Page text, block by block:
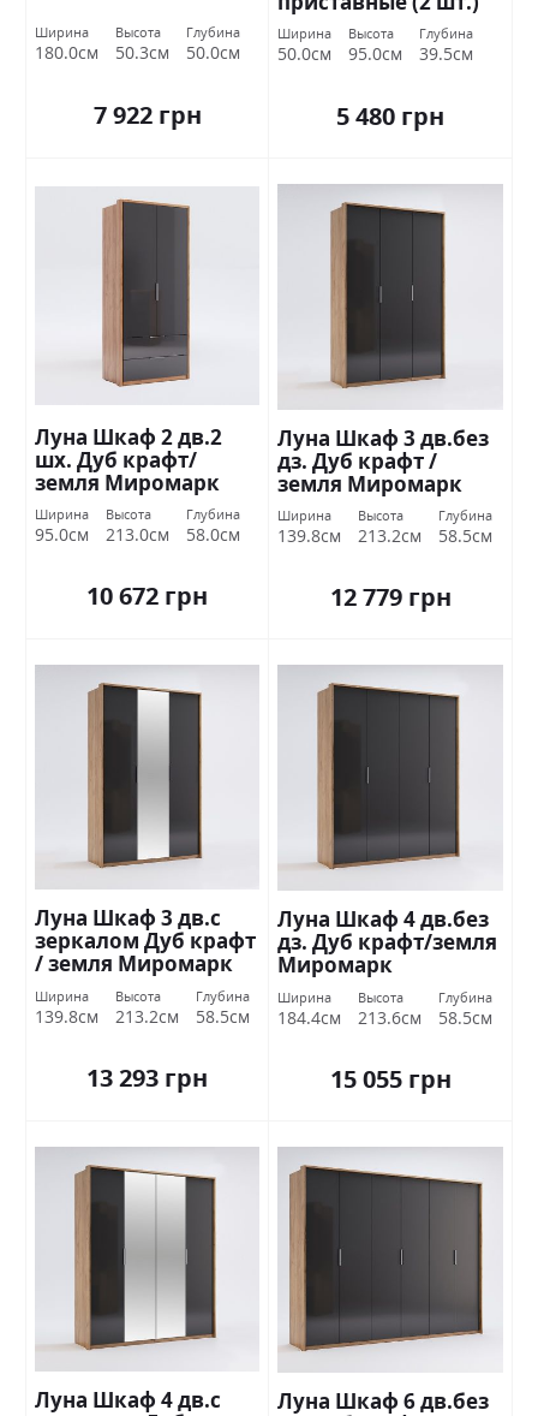
Ширина
180.0см
Высота
50.3см
Глубина
50.0см
7 922 грн
Дуб крафт / земля
Миромарк
Ширина
50.0см
Высота
95.0см
Глубина
39.5см
5 480 грн
Луна Шкаф 2 дв.2
шх. Дуб крафт/
земля Миромарк
Ширина
95.0см
Высота
213.0см
Глубина
58.0см
10 672 грн
Луна Шкаф 3 дв.без
дз. Дуб крафт /
земля Миромарк
Ширина
139.8см
Высота
213.2см
Глубина
58.5см
12 779 грн
Луна Шкаф 3 дв.с
зеркалом Дуб крафт
/ земля Миромарк
Ширина
139.8см
Высота
213.2см
Глубина
58.5см
13 293 грн
Луна Шкаф 4 дв.без
дз. Дуб крафт/земля
Миромарк
Ширина
184.4см
Высота
213.6см
Глубина
58.5см
15 055 грн
Луна Шкаф 4 дв.с
Луна Шкаф 6 дв.без